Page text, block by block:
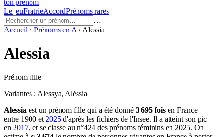
ton prénom
Le jeuFratrieAccordPrénoms rares
…
Accueil › Prénoms en A › Alessia
Alessia
Prénom fille
Variantes : Alessya, Aléssia
Alessia est un prénom fille qui a été donné 3 695 fois en France
entre 1900 et 2025 d'après les fichiers de l'Insee. Il a atteint son pic
en 2017, et se classe au n°424 des prénoms féminins en 2025. On